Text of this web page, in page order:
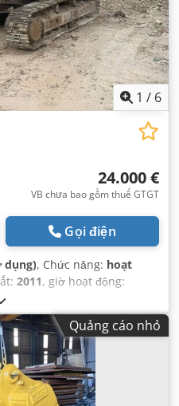
1 / 6
24.000 €
VB chưa bao gồm thuế GTGT
Gọi điện
dụng), Chức năng: hoạt
2011, giờ hoạt động:
Quảng cáo nhỏ